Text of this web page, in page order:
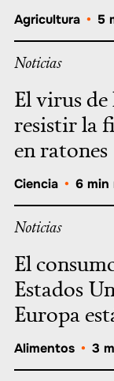
Agricultura • 5
Noticias
El virus
resistir la
en ratones
Ciencia • 6 min
Noticias
El
Estados
Europa
Alimentos • 3